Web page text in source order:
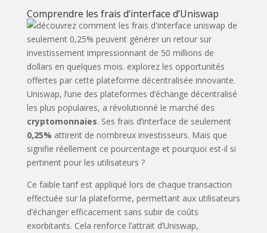
Comprendre les frais d’interface d’Uniswap
Uniswap, l’une des plateformes d’échange décentralisé
les plus populaires, a révolutionné le marché des
cryptomonnaies. Ses frais d’interface de seulement
0,25% attirent de nombreux investisseurs. Mais que
signifie réellement ce pourcentage et pourquoi est-il si
pertinent pour les utilisateurs ?
Ce faible tarif est appliqué lors de chaque transaction
effectuée sur la plateforme, permettant aux utilisateurs
d’échanger efficacement sans subir de coûts
exorbitants. Cela renforce l’attrait d’Uniswap,